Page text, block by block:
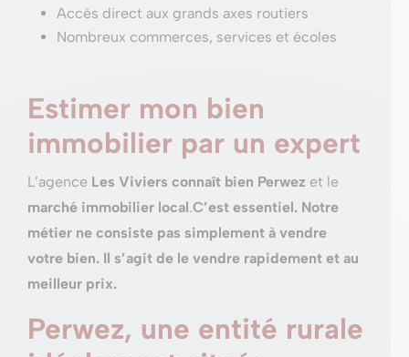
Accès direct aux grands axes routiers
Nombreux commerces, services et écoles
Estimer mon bien
immobilier par un expert
L’agence Les Viviers connaît bien Perwez et le
marché immobilier local.C’est essentiel. Notre
métier ne consiste pas simplement à vendre
votre bien. Il s’agit de le vendre rapidement et au
meilleur prix.
Perwez, une entité rurale